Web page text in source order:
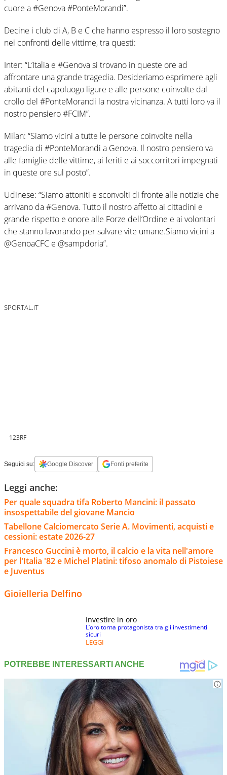
cuore a #Genova #PonteMorandi”.
Decine i club di A, B e C che hanno espresso il loro sostegno
nei confronti delle vittime, tra questi:
Inter: “L’Italia e #Genova si trovano in queste ore ad
affrontare una grande tragedia. Desideriamo esprimere agli
abitanti del capoluogo ligure e alle persone coinvolte dal
crollo del #PonteMorandi la nostra vicinanza. A tutti loro va il
nostro pensiero #FCIM”.
Milan: “Siamo vicini a tutte le persone coinvolte nella
tragedia di #PonteMorandi a Genova. Il nostro pensiero va
alle famiglie delle vittime, ai feriti e ai soccorritori impegnati
in queste ore sul posto”.
Udinese: “Siamo attoniti e sconvolti di fronte alle notizie che
arrivano da #Genova. Tutto il nostro affetto ai cittadini e
grande rispetto e onore alle Forze dell’Ordine e ai volontari
che stanno lavorando per salvare vite umane.Siamo vicini a
@GenoaCFC e @sampdoria”.
SPORTAL.IT
123RF
Seguici su: Google Discover Fonti preferite
Leggi anche:
Per quale squadra tifa Roberto Mancini: il passato
insospettabile del giovane Mancio
Tabellone Calciomercato Serie A. Movimenti, acquisti e
cessioni: estate 2026-27
Francesco Guccini è morto, il calcio e la vita nell'amore
per l'Italia '82 e Michel Platini: tifoso anomalo di Pistoiese
e Juventus
Gioielleria Delfino
Investire in oro
L’oro torna protagonista tra gli investimenti
sicuri
LEGGI